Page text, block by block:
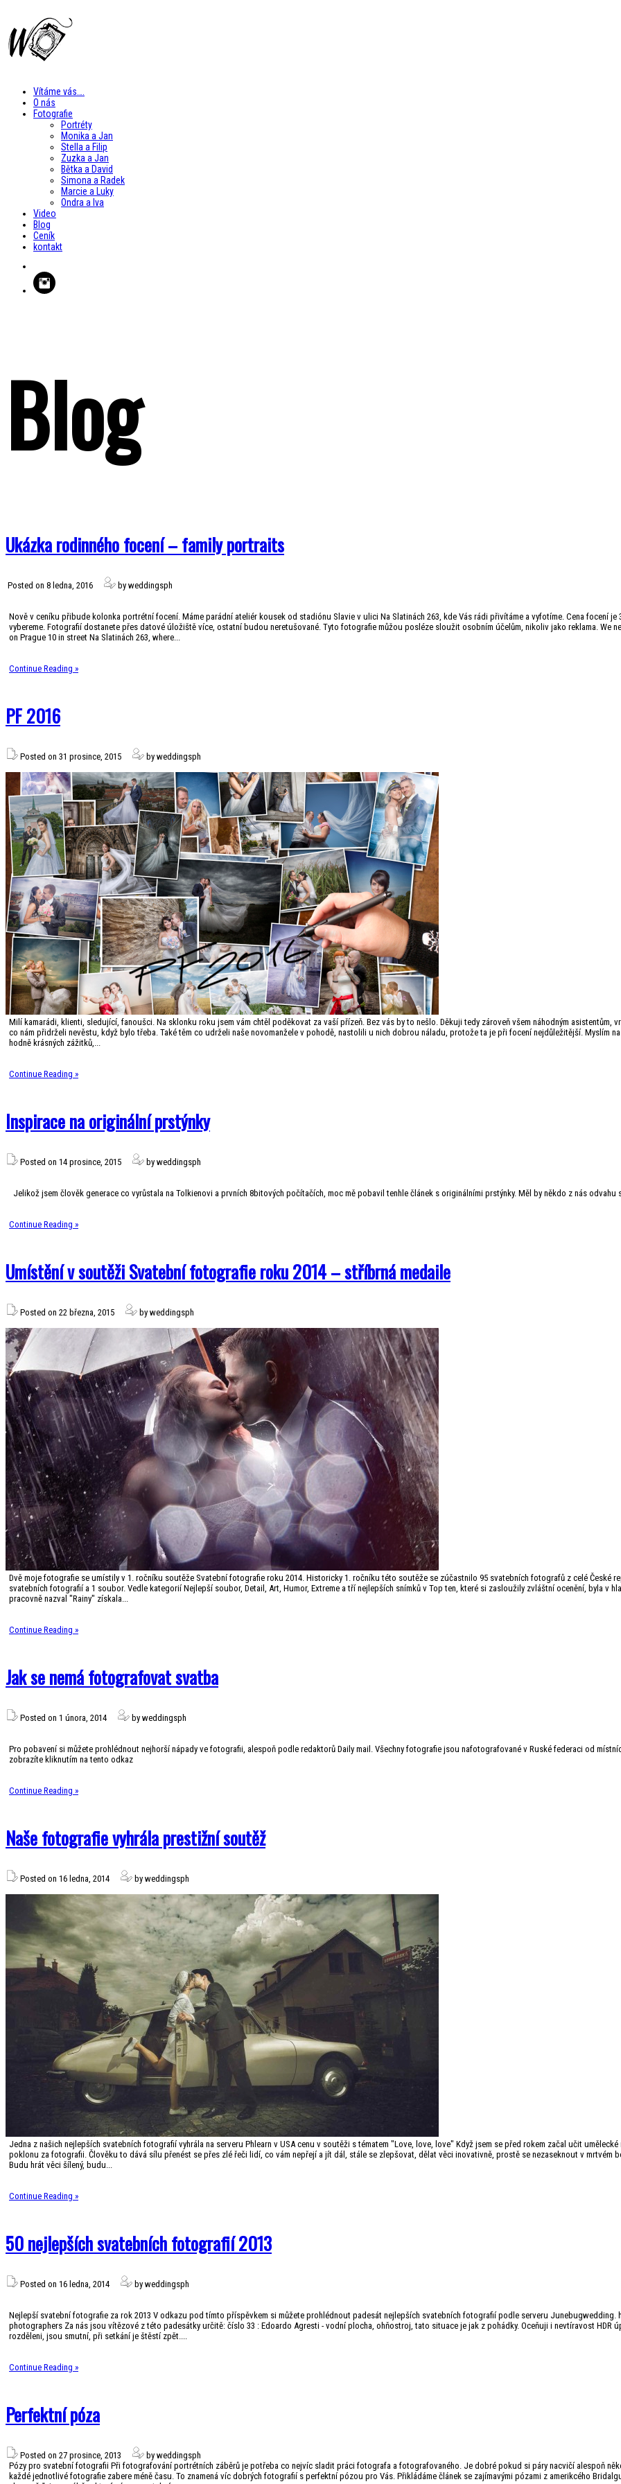
Vítáme vás….
O nás
Fotografie
Portréty
Monika a Jan
Stella a Filip
Zuzka a Jan
Bětka a David
Simona a Radek
Marcie a Luky
Ondra a Iva
Video
Blog
Ceník
kontakt
Blog
Ukázka rodinného focení – family portraits
Posted on 8 ledna, 2016 by weddingsph
Nově v ceníku přibude kolonka portrétní focení. Máme parádní ateliér kousek od stadiónu Slavie v ulici Na Slatinách 263, kde Vás rádi přivítáme a vyfotíme. Cena focení
vybereme. Fotografií dostanete přes datové úložiště více, ostatní budou neretušované. Tyto fotografie můžou posléze sloužit osobním účelům, nikoliv jako reklama. We
on Prague 10 in street Na Slatinách 263, where...
Continue Reading »
PF 2016
Posted on 31 prosince, 2015 by weddingsph
Milí kamarádi, klienti, sledující, fanoušci. Na sklonku roku jsem vám chtěl poděkovat za vaší přízeň. Bez vás by to nešlo. Děkuji tedy zároveň všem náhodným
co nám přidrželi nevěstu, když bylo třeba. Také těm co udrželi naše novomanžele v pohodě, nastolili u nich dobrou náladu, protože ta je při focení nejdůležitější. Myslím
hodně krásných zážitků,...
Continue Reading »
Inspirace na originální prstýnky
Posted on 14 prosince, 2015 by weddingsph
Jelikož jsem člověk generace co vyrůstala na Tolkienovi a prvních 8bitových počítačích, moc mě pobavil tenhle článek s originálními prstýnky. Měl by někdo z nás
Continue Reading »
Umístění v soutěži Svatební fotografie roku 2014 – stříbrná medaile
Posted on 22 března, 2015 by weddingsph
Dvě moje fotografie se umístily v 1. ročníku soutěže Svatební fotografie roku 2014. Historicky 1. ročníku této soutěže se zúčastnilo 95 svatebních fotografů z celé České
svatebních fotografií a 1 soubor. Vedle kategorií Nejlepší soubor, Detail, Art, Humor, Extreme a tří nejlepších snímků v Top ten, které si zasloužily zvláštní ocenění, byla v
pracovně nazval "Rainy" získala...
Continue Reading »
Jak se nemá fotografovat svatba
Posted on 1 února, 2014 by weddingsph
Pro pobavení si můžete prohlédnout nejhorší nápady ve fotografii, alespoň podle redaktorů Daily mail. Všechny fotografie jsou nafotografované v Ruské federaci od
zobrazíte kliknutím na tento odkaz
Continue Reading »
Naše fotografie vyhrála prestižní soutěž
Posted on 16 ledna, 2014 by weddingsph
Jedna z našich nejlepších svatebních fotografií vyhrála na serveru Phlearn v USA cenu v soutěži s tématem "Love, love, love" Když jsem se před rokem začal učit
poklonu za fotografii. Člověku to dává sílu přenést se přes zlé řeči lidí, co vám nepřejí a jít dál, stále se zlepšovat, dělat věci inovativně, prostě se nezaseknout v
Budu hrát věci šílený, budu...
Continue Reading »
50 nejlepších svatebních fotografií 2013
Posted on 16 ledna, 2014 by weddingsph
Nejlepší svatební fotografie za rok 2013 V odkazu pod tímto příspěvkem si můžete prohlédnout padesát nejlepších svatebních fotografií podle serveru
photographers Za nás jsou vítězové z této padesátky určitě: číslo 33 : Edoardo Agresti - vodní plocha, ohňostroj, tato situace je jak z pohádky. Oceňuji i nevtíravost
rozděleni, jsou smutní, při setkání je štěstí zpět....
Continue Reading »
Perfektní póza
Posted on 27 prosince, 2013
by weddingsph
Pózy pro svatební fotografii Při fotografování portrétních záběrů je potřeba co nejvíc sladit práci fotografa a fotografovaného. Je dobré pokud si páry nacvičí alespoň
každé jednotlivé fotografie zabere méně času. To znamená víc dobrých fotografií s perfektní pózou pro Vás. Přikládáme článek se zajímavými pózami z amerikcého